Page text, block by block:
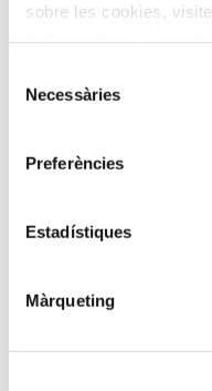
sobre les cookies,
Necessàries
Preferències
Estadístiques
Màrqueting
Search